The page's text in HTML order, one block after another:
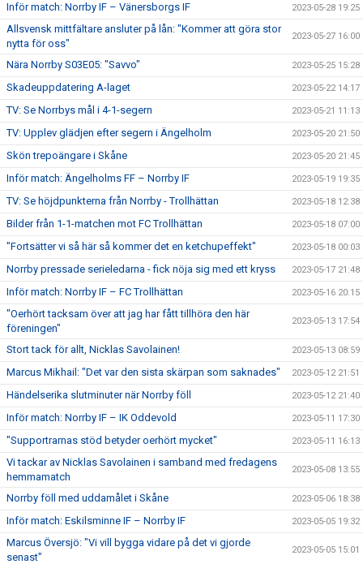
Inför match: Norrby IF – Vänersborgs IF 2023-05-28 19:25
Allsvensk mittfältare ansluter på lån: "Kommer att göra stor
nytta för oss"
2023-05-27 16:00
Nära Norrby S03E05: "Savvo" 2023-05-25 15:28
Skadeuppdatering A-laget 2023-05-22 14:17
TV: Se Norrbys mål i 4-1-segern 2023-05-21 11:13
TV: Upplev glädjen efter segern i Ängelholm 2023-05-20 21:50
Skön trepoängare i Skåne 2023-05-20 21:45
Inför match: Ängelholms FF – Norrby IF 2023-05-19 19:35
TV: Se höjdpunkterna från Norrby - Trollhättan 2023-05-18 12:38
Bilder från 1-1-matchen mot FC Trollhättan 2023-05-18 07:00
"Fortsätter vi så här så kommer det en ketchupeffekt" 2023-05-18 00:03
Norrby pressade serieledarna - fick nöja sig med ett kryss 2023-05-17 21:48
Inför match: Norrby IF – FC Trollhättan 2023-05-16 20:15
"Oerhört tacksam över att jag har fått tillhöra den här
föreningen"
2023-05-13 17:54
Stort tack för allt, Nicklas Savolainen! 2023-05-13 08:59
Marcus Mikhail: "Det var den sista skärpan som saknades" 2023-05-12 21:51
Händelserika slutminuter när Norrby föll 2023-05-12 21:40
Inför match: Norrby IF – IK Oddevold 2023-05-11 17:30
"Supportrarnas stöd betyder oerhört mycket" 2023-05-11 16:13
Vi tackar av Nicklas Savolainen i samband med fredagens
hemmamatch
2023-05-08 13:55
Norrby föll med uddamålet i Skåne 2023-05-06 18:38
Inför match: Eskilsminne IF – Norrby IF 2023-05-05 19:32
Marcus Översjö: "Vi vill bygga vidare på det vi gjorde
senast"
2023-05-05 15:01